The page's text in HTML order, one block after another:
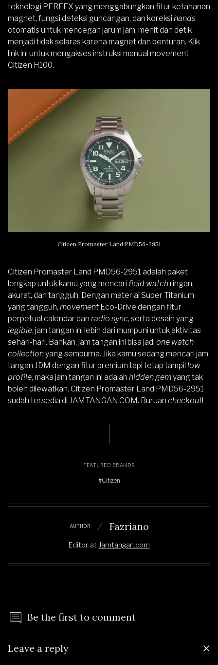
teknologi PERFEX yang menggabungkan fitur ketahanan
magnet, fungsi deteksi guncangan, dan koreksi hands
otomatis untuk mencegah jarum jam, menit dan detik
menjadi tidak selaras karena magnet dan benturan. Klik
link ini untuk mengakses instruksi manual movement
Citizen H100.
Citizen Promaster Land PMD56-2951
Citizen Promaster Land PMD56-2951 adalah paket
lengkap untuk kamu yang mencari field watchringan,
akurat, dan tangguh. Dengan material Super Titanium
yang tangguh, movement Eco-Drive dengan fitur
perpetual calendar dan radio sync, serta desain yang
legible, jam tangan ini lebih dari mumpuni untuk aktivitas
sehari-hari. Bahkan, jam tangan ini bisa jadi one watch
collectionyang sempurna. Jika kamu sedang mencari jam
tangan JDM dengan fitur premium tapi tetap tampil low
profile, maka jam tangan ini adalah hidden gemyang tak
boleh dilewatkan. Citizen Promaster Land PMD56-2951
sudah tersedia di JAMTANGAN.COM. Buruan checkout!
FEATURED BRANDS
#Citizen
AUTHOR Fazriano
Editor at Jamtangan.com
Be the first to comment
Leave a reply